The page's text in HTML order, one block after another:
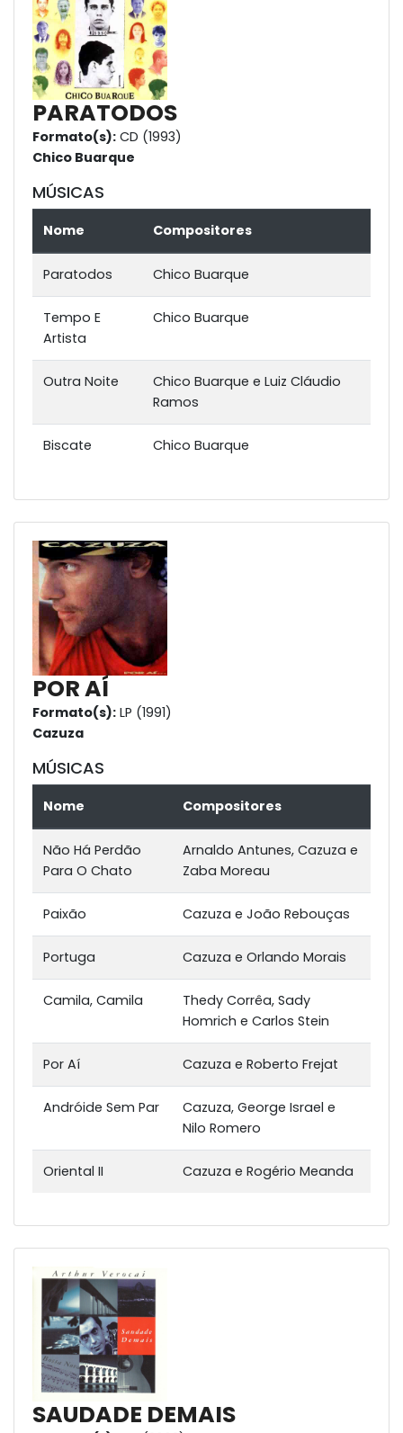
PARATODOS
Formato(s): CD (1993)
Chico Buarque
MÚSICAS
Nome Compositores
Paratodos Chico Buarque
Tempo E
Artista
Chico Buarque
Outra Noite
Chico Buarque e Luiz Cláudio
Ramos
Biscate Chico Buarque
POR AÍ
Formato(s): LP (1991)
Cazuza
MÚSICAS
Nome Compositores
Não Há Perdão
Para O Chato
Arnaldo Antunes, Cazuza e
Zaba Moreau
Paixão Cazuza e João Rebouças
Portuga Cazuza e Orlando Morais
Camila, Camila
Thedy Corrêa, Sady
Homrich e Carlos Stein
Por Aí Cazuza e Roberto Frejat
Andróide Sem Par
Cazuza, George Israel e
Nilo Romero
Oriental II Cazuza e Rogério Meanda
SAUDADE DEMAIS